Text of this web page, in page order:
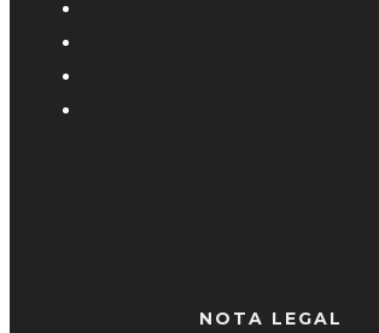
NOTA LEGAL